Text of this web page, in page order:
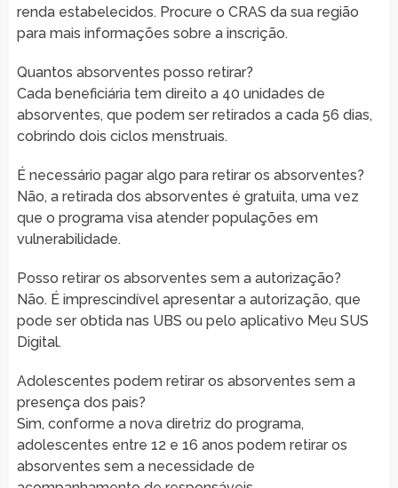
renda estabelecidos. Procure o CRAS da sua região
para mais informações sobre a inscrição.
Quantos absorventes posso retirar?
Cada beneficiária tem direito a 40 unidades de
absorventes, que podem ser retirados a cada 56 dias,
cobrindo dois ciclos menstruais.
É necessário pagar algo para retirar os absorventes?
Não, a retirada dos absorventes é gratuita, uma vez
que o programa visa atender populações em
vulnerabilidade.
Posso retirar os absorventes sem a autorização?
Não. É imprescindível apresentar a autorização, que
pode ser obtida nas UBS ou pelo aplicativo Meu SUS
Digital.
Adolescentes podem retirar os absorventes sem a
presença dos pais?
Sim, conforme a nova diretriz do programa,
adolescentes entre 12 e 16 anos podem retirar os
absorventes sem a necessidade de